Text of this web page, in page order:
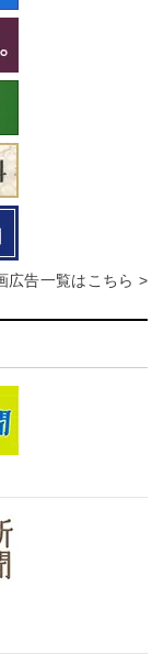
広告一覧はこちら >